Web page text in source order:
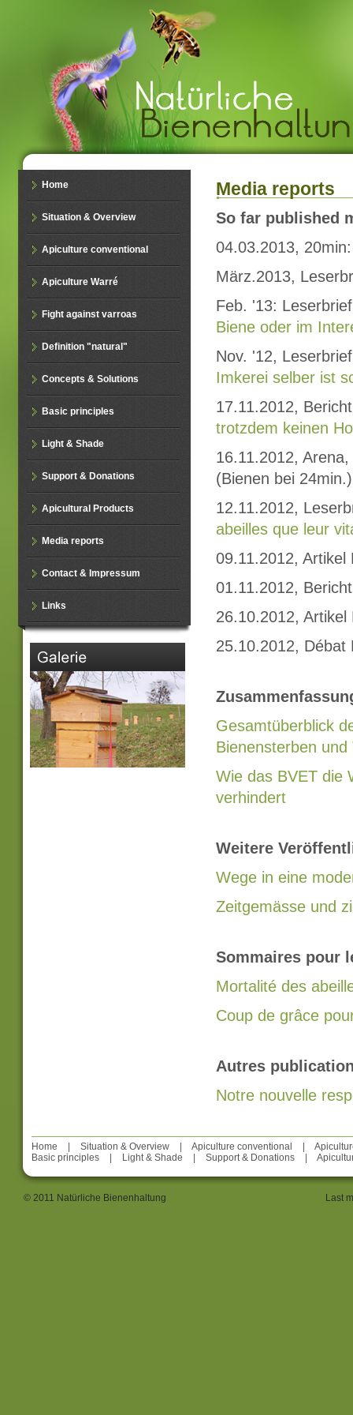
Home
Situation & Overview
Apiculture conventional
Apiculture Warré
Fight against varroas
Definition "natural"
Concepts & Solutions
Basic principles
Light & Shade
Support & Donations
Apicultural Products
Media reports
Contact & Impressum
Links
Media reports
So far published
04.03.2013,
März.2013,
Feb. '13:
Biene oder im
Nov. '12,
Imkerei selber ist
17.11.2012,
trotzdem keinen
16.11.2012,
(Bienen bei 24min.)
12.11.2012,
abeilles que leur
09.11.2012, Artikel
01.11.2012,
26.10.2012,
25.10.2012,
Gesamtüberblick
Bienensterben
Wie das BVET die
verhindert
Weitere
Wege in eine
Zeitgemässe und
Sommaires pour
Mortalité des
Coup de grâce
Autres
Notre nouvelle
Home Situation & Overview Apiculture conventional
Basic principles
Light & Shade Support & Donations
© 2011 Natürliche Bienenhaltung Last